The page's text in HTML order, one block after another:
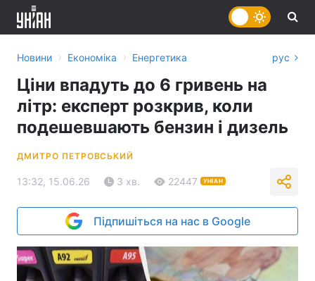
Новини › Економіка › Енергетика рус
Ціни впадуть до 6 гривень на
літр: експерт розкрив, коли
подешевшають бензин і дизель
ДМИТРО ПЕТРОВСЬКИЙ
13:32, 15.06.26 3 хв. 22447 УНІАН
Підпишіться на нас в Google